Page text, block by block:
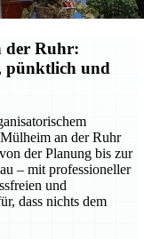
der Ruhr:
pünktlich und
an der Ruhr
der Planung bis zur
– mit professioneller
und
dass nichts dem